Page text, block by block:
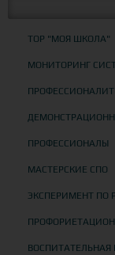
ТОР "МОЯ ШКОЛА"
МОНИТОРИНГ
ПРОФЕССИОНАЛЫ
МАСТЕРСКИЕ СПО
ЭКСПЕРИМЕНТ ПО
ВОСПИТАТЕЛЬНАЯ